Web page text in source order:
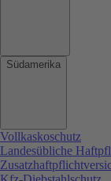
Südamerika
Vollkaskoschutz
Landesübliche